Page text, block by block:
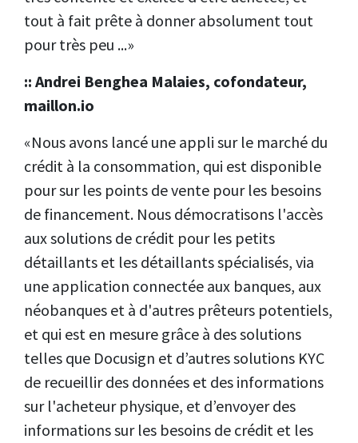
tout à fait prête à donner absolument tout
pour très peu ...»
:: Andrei Benghea Malaies, cofondateur,
maillon.io
«Nous avons lancé une appli sur le marché du
crédit à la consommation, qui est disponible
pour sur les points de vente pour les besoins
de financement. Nous démocratisons l'accès
aux solutions de crédit pour les petits
détaillants et les détaillants spécialisés, via
une application connectée aux banques, aux
néobanques et à d'autres prêteurs potentiels,
et qui est en mesure grâce à des solutions
telles que Docusign et d’autres solutions KYC
de recueillir des données et des informations
sur l'acheteur physique, et d’envoyer des
informations sur les besoins de crédit et les